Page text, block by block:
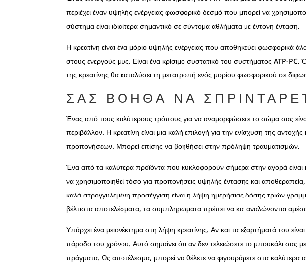
περιέχει έναν υψηλής ενέργειας φωσφορικό δεσμό που μπορεί να
σύστημα είναι ιδιαίτερα σημαντικό σε σύντομα αθλήματα με έντονη ένταση.
Η κρεατίνη είναι ένα μόριο υψηλής ενέργειας που αποθηκεύει φωσφορικά
στους ενεργούς μυς. Είναι ένα κρίσιμο συστατικό του συστήματος ATP-
της κρεατίνης θα καταλύσει τη μετατροπή ενός μορίου φωσφορικού σε
ΣΑΣ ΒΟΗΘΆ ΝΑ
Ένας από τους καλύτερους τρόπους για να αναμορφώσετε το σώμα σας
περιβάλλον. Η κρεατίνη είναι μια καλή επιλογή για την ενίσχυση της
προπονήσεων. Μπορεί επίσης να βοηθήσει στην πρόληψη τραυματισμών.
Ένα από τα καλύτερα προϊόντα που κυκλοφορούν σήμερα στην αγορά
να χρησιμοποιηθεί τόσο για προπονήσεις υψηλής έντασης και
καλά στρογγυλεμένη προσέγγιση είναι η λήψη ημερήσιας δόσης τριών
βέλτιστα αποτελέσματα, τα συμπληρώματα πρέπει να καταναλώνονται
Υπάρχει ένα μειονέκτημα στη λήψη κρεατίνης. Αν και τα εξαρτήματά του
πάροδο του χρόνου. Αυτό σημαίνει ότι αν δεν τελειώσετε το μπουκάλι σας
πράγματα. Ως αποτέλεσμα, μπορεί να θέλετε να φιγουράρετε στα καλύτερα